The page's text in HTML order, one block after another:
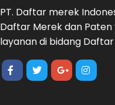
PT. Daftar merek
Daftar Merek dan
layanan di bidang